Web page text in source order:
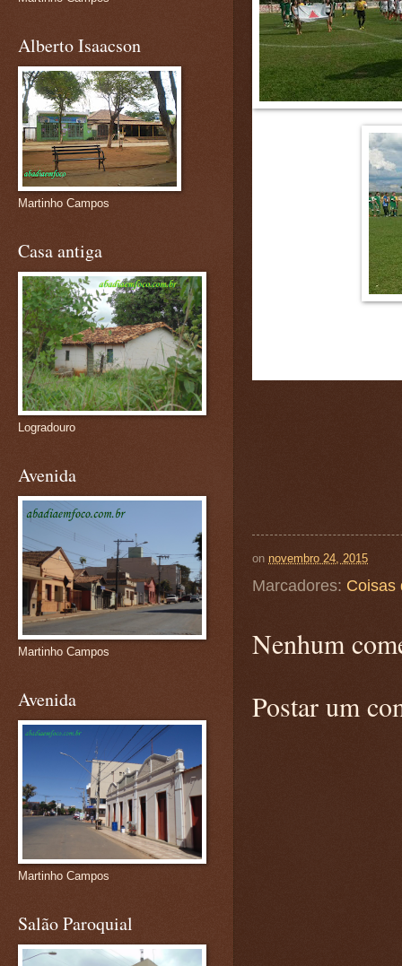
on novembro 24, 2015
Marcadores: Coisas
Nenhum
Postar um
Alberto Isaacson
Martinho Campos
Casa antiga
Logradouro
Avenida
Martinho Campos
Avenida
Martinho Campos
Salão Paroquial